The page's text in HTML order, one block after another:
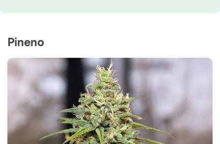
10-11 semanas de la semilla al cultivo
CBD
Tipo de floración
Autofloreciente
Pineno